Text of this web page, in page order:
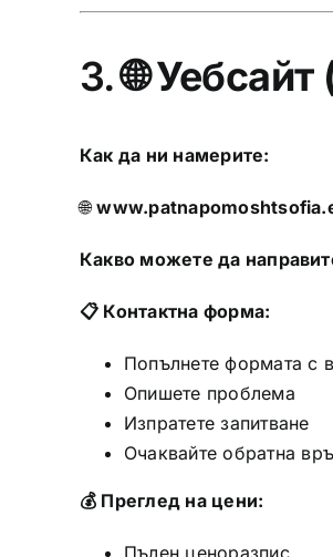
3. 🌐
Как да ни намерите:
🌐
Какво можете да
📋 Контактна форма:
Попълнете формата с
Опишете проблема
Изпратете запитване
Очаквайте обратна
💰 Преглед на цени:
Пълен ценоразпис